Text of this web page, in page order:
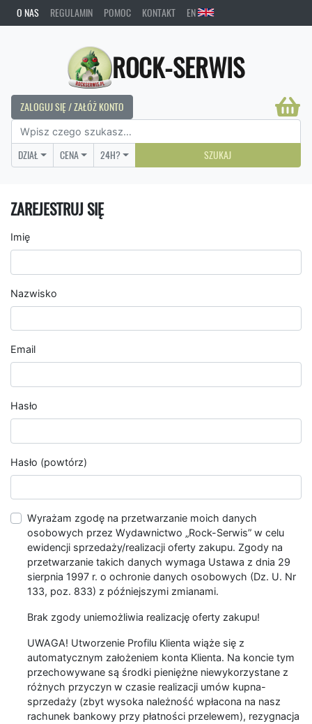
O NAS REGULAMIN POMOC KONTAKT EN
ROCK-SERWIS
ZALOGUJ SIĘ / ZAŁÓŻ KONTO
DZIAŁ CENA 24H? SZUKAJ
ZAREJESTRUJ SIĘ
Imię
Nazwisko
Email
Hasło
Hasło (powtórz)
Wyrażam zgodę na przetwarzanie moich danych
osobowych przez Wydawnictwo „Rock-Serwis” w celu
ewidencji sprzedaży/realizacji oferty zakupu. Zgody na
przetwarzanie takich danych wymaga Ustawa z dnia 29
sierpnia 1997 r. o ochronie danych osobowych (Dz. U. Nr
133, poz. 833) z późniejszymi zmianami.
Brak zgody uniemożliwia realizację oferty zakupu!
UWAGA! Utworzenie Profilu Klienta wiąże się z
automatycznym założeniem konta Klienta. Na koncie tym
przechowywane są środki pieniężne niewykorzystane z
różnych przyczyn w czasie realizacji umów kupna-
sprzedaży (zbyt wysoka należność wpłacona na nasz
rachunek bankowy przy płatności przelewem), rezygnacja